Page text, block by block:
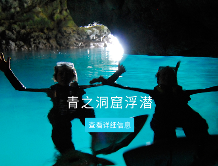
青之洞窟浮潜
查看详细信息